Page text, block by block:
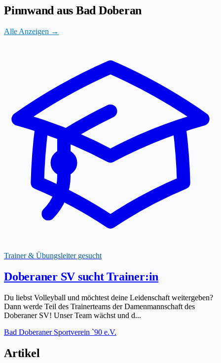
Pinnwand aus Bad Doberan
Alle Anzeigen →
Trainer & Übungsleiter gesucht
Doberaner SV sucht Trainer:in
Du liebst Volleyball und möchtest deine Leidenschaft weitergeben?
Dann werde Teil des Trainerteams der Damenmannschaft des
Doberaner SV! Unser Team wächst und d...
Bad Doberaner Sportverein `90 e.V.
Artikel